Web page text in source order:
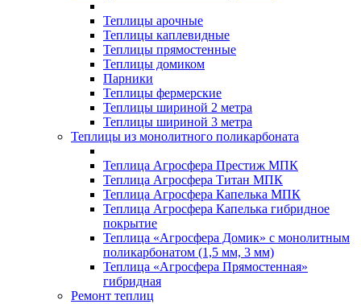
Теплицы арочные
Теплицы каплевидные
Теплицы прямостенные
Теплицы домиком
Парники
Теплицы фермерские
Теплицы шириной 2 метра
Теплицы шириной 3 метра
Теплицы из монолитного поликарбоната
Теплица Агросфера Престиж МПК
Теплица Агросфера Титан МПК
Теплица Агросфера Капелька МПК
Теплица Агросфера Капелька гибридное
покрытие
Теплица «Агросфера Домик» с монолитным
поликарбонатом (1,5 мм, 3 мм)
Теплица «Агросфера Прямостенная»
гибридная
Ремонт теплиц